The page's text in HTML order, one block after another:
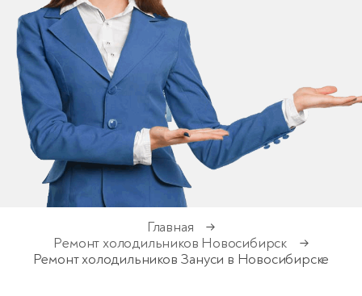
Главная
→
Ремонт холодильников Новосибирск
→
Ремонт холодильников Зануси в Новосибирске